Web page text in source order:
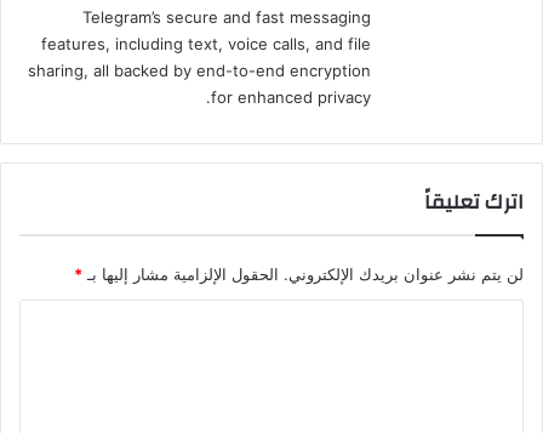
Telegram’s secure and fast messaging
features, including text, voice calls, and file
sharing, all backed by end-to-end encryption
for enhanced privacy.
اترك تعليقاً
لن يتم نشر عنوان بريدك الإلكتروني. الحقول الإلزامية مشار إليها بـ*